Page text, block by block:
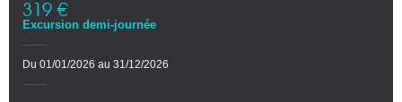
319 €
Excursion demi-journée
Du 01/01/2026 au 31/12/2026